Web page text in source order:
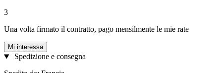
3
Una volta firmato il contratto, pago mensilmente le mie rate
Mi interessa
Spedizione e consegna